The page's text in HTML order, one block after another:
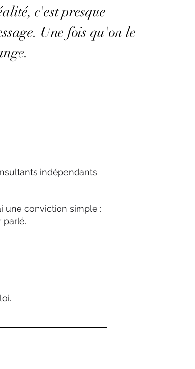
c'est presque
Une fois qu'on le
indépendants
une conviction simple :
parlé.